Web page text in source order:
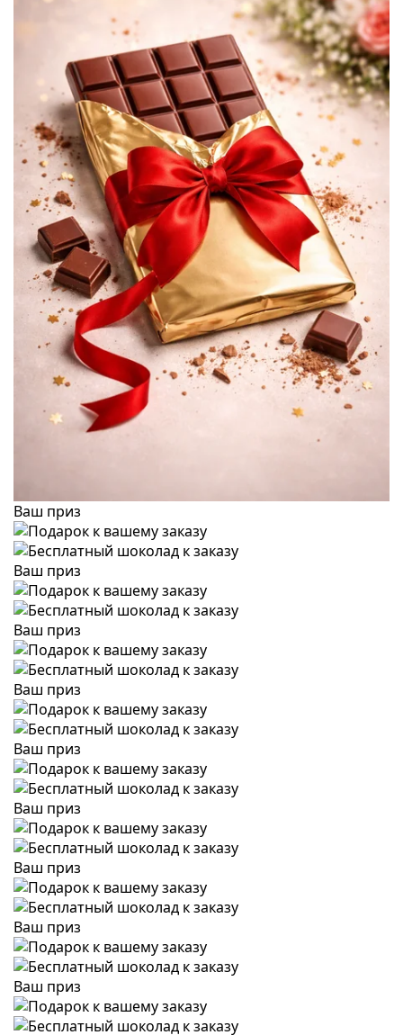
Ваш приз
Ваш приз
Ваш приз
Ваш приз
Ваш приз
Ваш приз
Ваш приз
Ваш приз
Ваш приз